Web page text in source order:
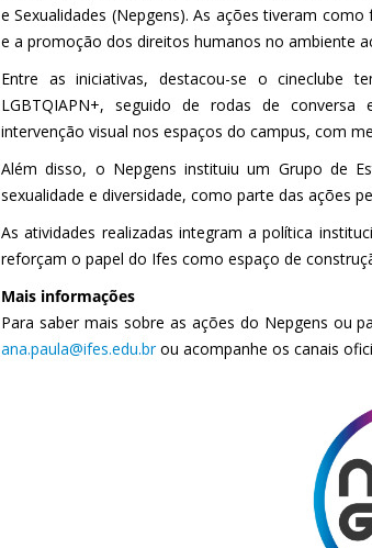
e Sexualidades (Nepgens). As ações tiveram
e a promoção dos direitos humanos no ambiente
Entre as iniciativas, destacou-se o cineclube
LGBTQIAPN+, seguido de rodas de
intervenção visual nos espaços do campus, com
Além disso, o Nepgens instituiu um Grupo de
sexualidade e diversidade, como parte das ações
As atividades realizadas integram a política
reforçam o papel do Ifes como espaço de
Mais informações
Para saber mais sobre as ações do Nepgens ou
ana.paula@ifes.edu.brou acompanhe os canais